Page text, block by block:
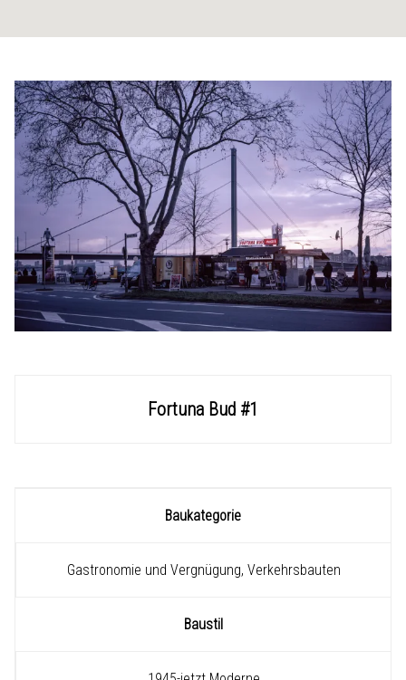
Fortuna Bud #1
Baukategorie
Gastronomie und Vergnügung, Verkehrsbauten
Baustil